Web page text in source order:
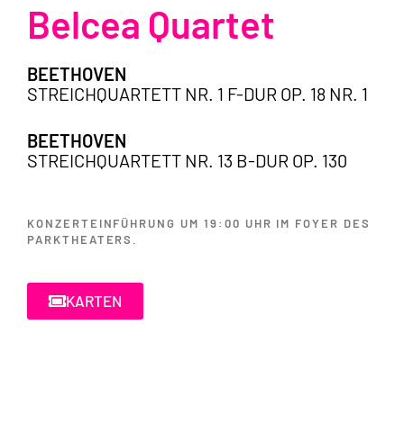
Belcea Quartet
BEETHOVEN
STREICHQUARTETT NR. 1 F-DUR OP. 18 NR. 1
BEETHOVEN
STREICHQUARTETT NR. 13 B-DUR OP. 130
KONZERTEINFÜHRUNG UM 19:00 UHR IM FOYER DES
PARKTHEATERS.
KARTEN